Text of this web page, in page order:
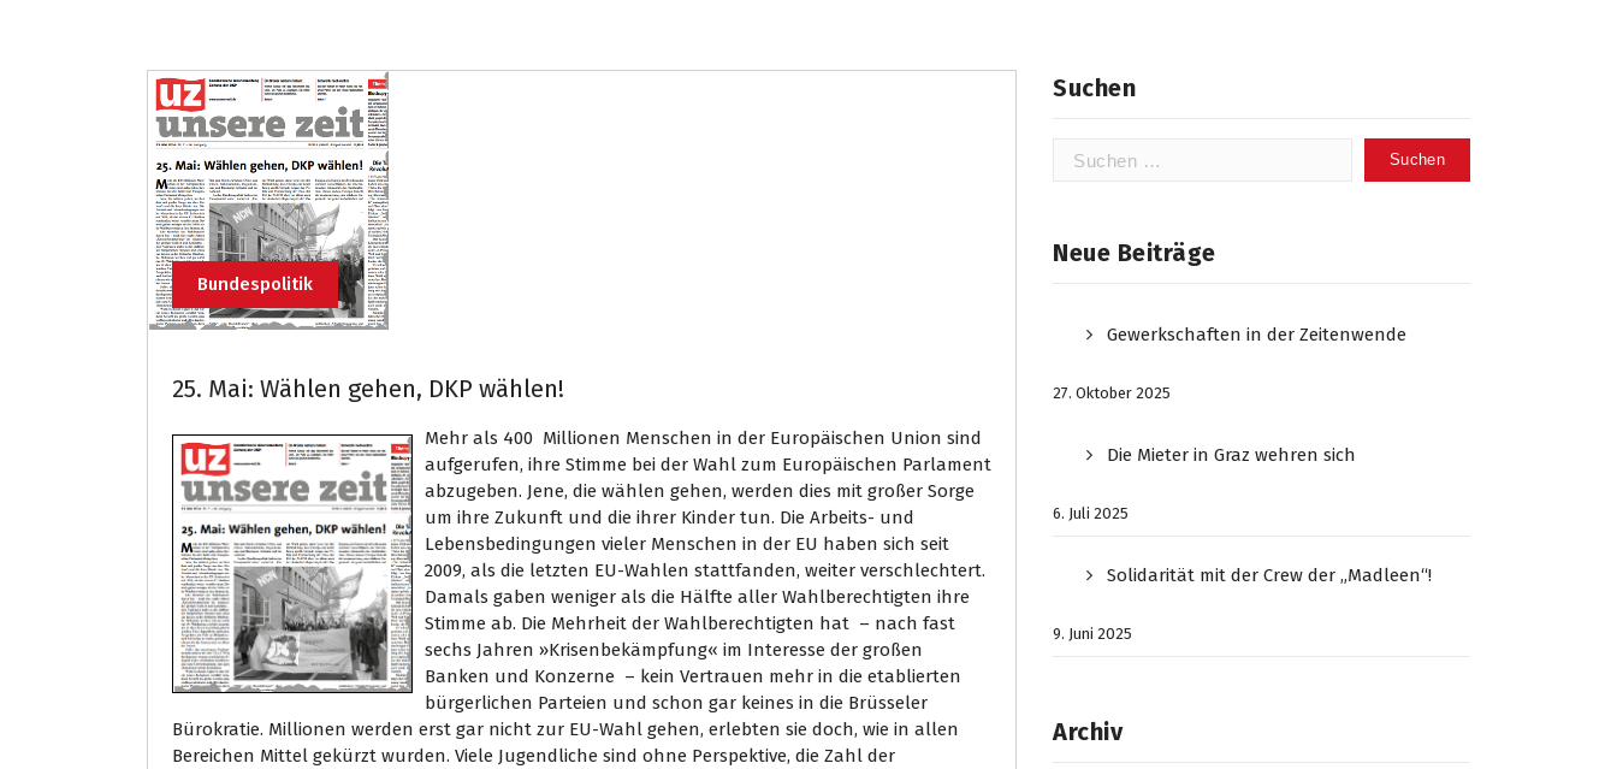
Bundespolitik
25. Mai: Wählen gehen, DKP wählen!
Mehr als 400 Millionen Menschen in der Europäischen Union sind
aufgerufen, ihre Stimme bei der Wahl zum Europäischen Parlament
abzugeben. Jene, die wählen gehen, werden dies mit großer Sorge
um ihre Zukunft und die ihrer Kinder tun. Die Arbeits- und
Lebensbedingungen vieler Menschen in der EU haben sich seit
2009, als die letzten EU-Wahlen stattfanden, weiter verschlechtert.
Damals gaben weniger als die Hälfte aller Wahlberechtigten ihre
Stimme ab. Die Mehrheit der Wahlberechtigten hat – nach fast
sechs Jahren »Krisenbekämpfung« im Interesse der großen
Banken und Konzerne – kein Vertrauen mehr in die etablierten
bürgerlichen Parteien und schon gar keines in die Brüsseler
Bürokratie. Millionen werden erst gar nicht zur EU-Wahl gehen, erlebten sie doch, wie in allen
Bereichen Mittel gekürzt wurden. Viele Jugendliche sind ohne Perspektive, die Zahl der
Suchen
Suchen
Neue Beiträge
Gewerkschaften in der Zeitenwende
27. Oktober 2025
Die Mieter in Graz wehren sich
6. Juli 2025
Solidarität mit der Crew der „Madleen“!
9. Juni 2025
Archiv